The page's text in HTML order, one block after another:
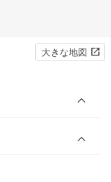
大きな地図